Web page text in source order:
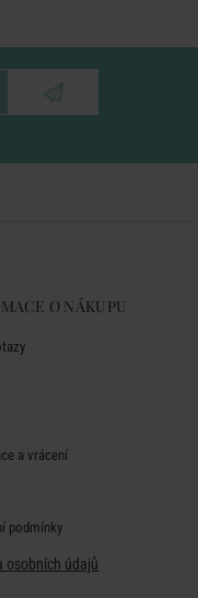
O NÁKUPU
a vrácení
podmínky
osobních údajů